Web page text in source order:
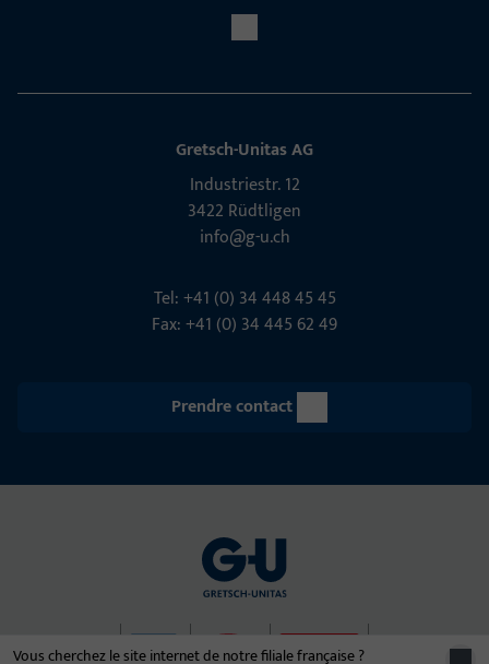
Vous cherchez le site internet de notre filiale française ?
Gretsch-Unitas AG
Indu­s­triestr. 12
3422 Rüdt­ligen
info@g-u.ch
Tel: +41 (0) 34 448 45 45
Fax: +41 (0) 34 445 62 49
Prendre contact